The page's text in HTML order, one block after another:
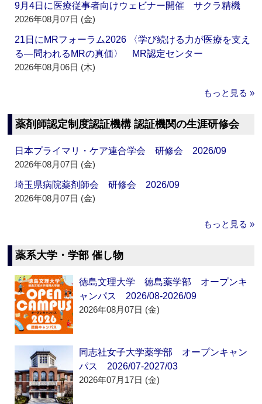
9月4日に医療従事者向けウェビナー開催 サクラ精機
2026年08月07日 (金)
21日にMRフォーラム2026 〈学び続ける力が医療を支え
る―問われるMRの真価〉 MR認定センター
2026年08月06日 (木)
もっと見る »
薬剤師認定制度認証機構 認証機関の生涯研修会
日本プライマリ・ケア連合学会 研修会 2026/09
2026年08月07日 (金)
埼玉県病院薬剤師会 研修会 2026/09
2026年08月07日 (金)
もっと見る »
薬系大学・学部 催し物
徳島文理大学 徳島薬学部 オープンキ
ャンパス 2026/08-2026/09
2026年08月07日 (金)
同志社女子大学薬学部 オープンキャン
パス 2026/07-2027/03
2026年07月17日 (金)